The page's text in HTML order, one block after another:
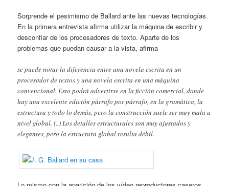
Sorprende el pesimismo de Ballard ante las nuevas tecnologías.
En la primera entrevista afirma utilizar la máquina de escribir y
desconfiar de los procesadores de texto. Aparte de los
problemas que puedan causar a la vista, afirma
se puede notar la diferencia entre una novela escrita en un
procesador de textos y una novela escrita en una máquina
convencional. Esto podrá advertirse en la ficción comercial, donde
hay una excelente edición párrafo por párrafo, en la gramática, la
estructura y todo lo demás, pero la construcción suele ser muy mala a
nivel global. (..) Los detalles estructurales son muy ajustados y
elegantes, pero la estructura global resulta débil.